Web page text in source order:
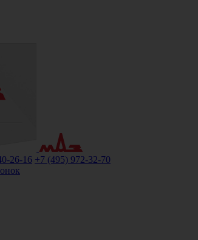
26-16 +7 (495) 972-32-70